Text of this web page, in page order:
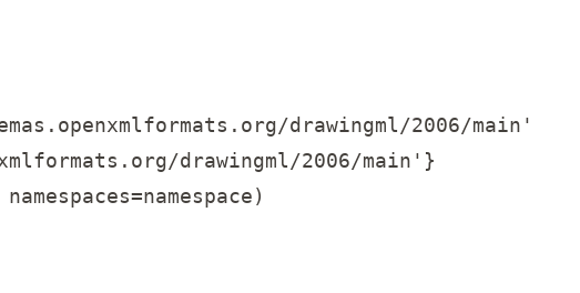
drawingml/2006/main'
drawingml/2006/main'}